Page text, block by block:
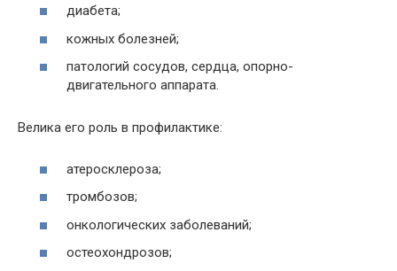
диабета;
кожных болезней;
патологий сосудов, сердца, опорно-
двигательного аппарата.
Велика его роль в профилактике:
атеросклероза;
тромбозов;
онкологических заболеваний;
остеохондрозов;